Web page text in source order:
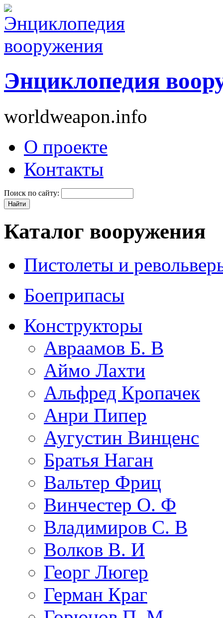
Энциклопедия
worldweapon.info
О проекте
Контакты
Поиск по сайту:
Каталог вооружения
Пистолеты и
Боеприпасы
Конструкторы
Авраамов Б. В
Аймо Лахти
Альфред Кропачек
Анри Пипер
Аугустин Винценс
Братья Наган
Вальтер Фриц
Винчестер О. Ф
Владимиров С. В
Волков В. И
Георг Люгер
Герман Краг